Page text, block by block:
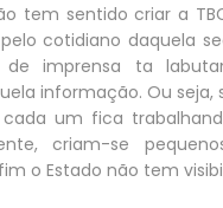
tem sentido criar a
cotidiano daquela
de imprensa ta
informação. Ou seja,
um fica
criam-se
o Estado não tem